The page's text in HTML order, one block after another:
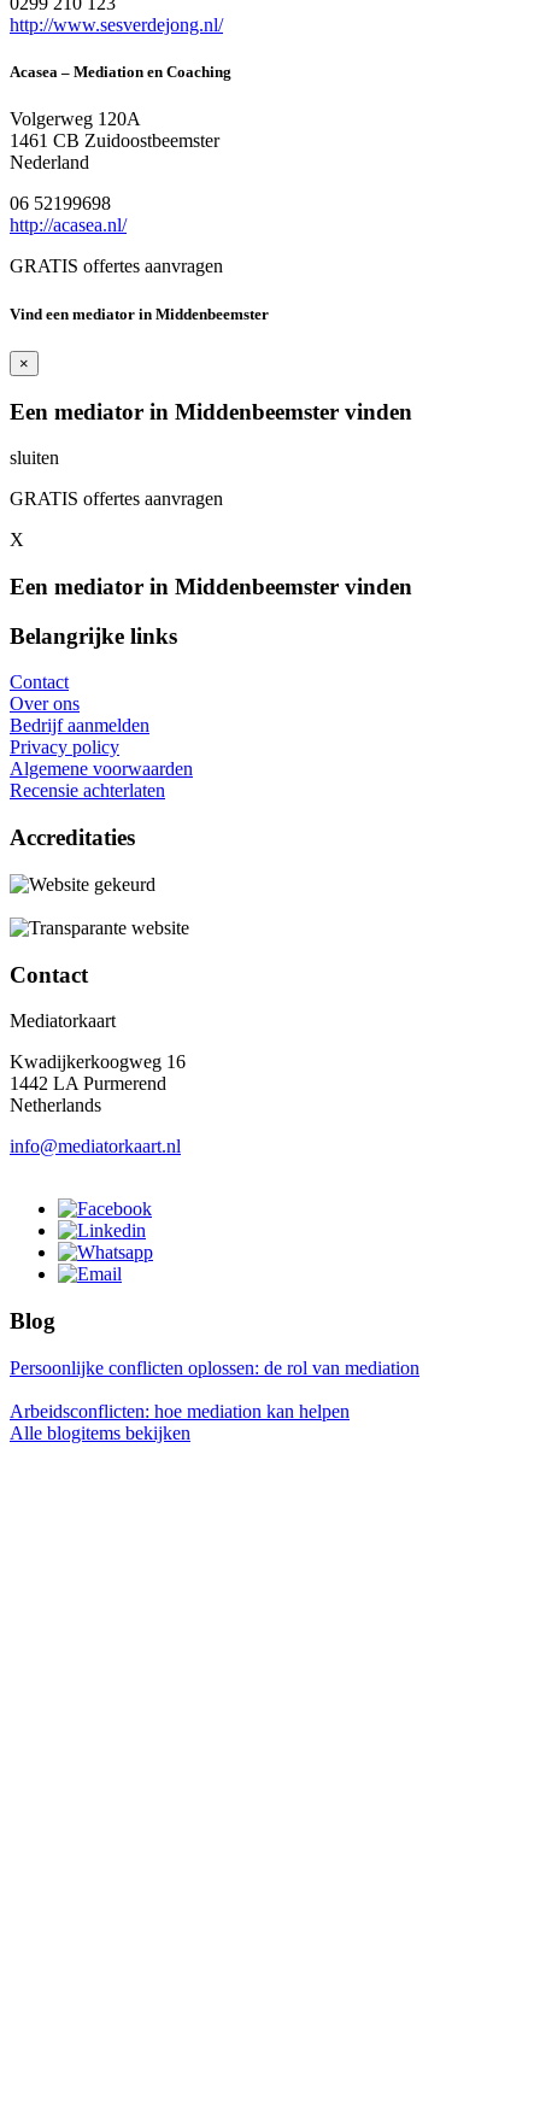
http://www.sesverdejong.nl/
Acasea – Mediation en Coaching
Volgerweg 120A
1461 CB Zuidoostbeemster
Nederland
06 52199698
http://acasea.nl/
GRATIS offertes aanvragen
Vind een mediator in Middenbeemster
×
Een mediator in Middenbeemster vinden
sluiten
GRATIS offertes aanvragen
X
Een mediator in Middenbeemster vinden
Belangrijke links
Contact
Over ons
Bedrijf aanmelden
Privacy policy
Algemene voorwaarden
Recensie achterlaten
Accreditaties
Contact
Mediatorkaart
Kwadijkerkoogweg 16
1442 LA Purmerend
Netherlands
info@mediatorkaart.nl
Blog
Persoonlijke conflicten oplossen: de rol van mediation
Arbeidsconflicten: hoe mediation kan helpen
Alle blogitems bekijken